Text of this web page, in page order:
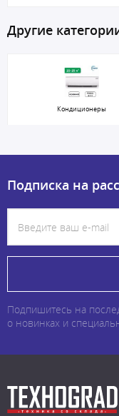
Другие
Кондиционеры
Подписка на
Подпишитесь на
о новинках и